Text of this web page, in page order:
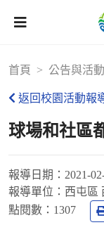
首頁 公告與活動
返回校園活動報
球場和社區
報導日期： 2021-
報導單位： 西屯區
點閱數： 1307